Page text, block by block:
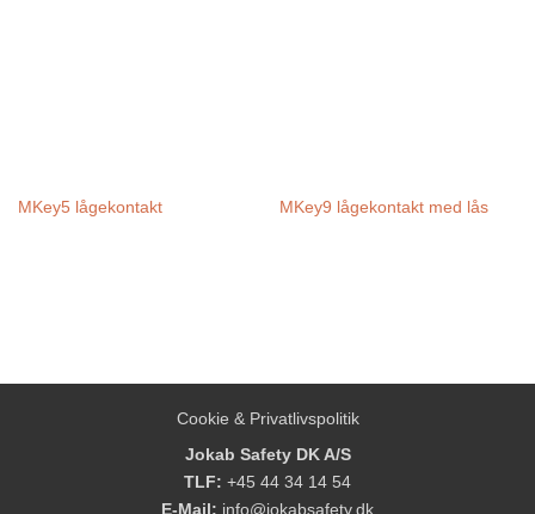
MKey5 lågekontakt MKey9 lågekontakt med lås
Cookie & Privatlivspolitik
Jokab Safety DK A/S
TLF: +45 44 34 14 54
E-Mail: info@jokabsafety.dk